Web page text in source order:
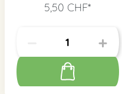
5,50 CHF*